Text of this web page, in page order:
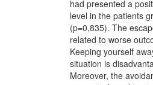
had presented a
level in the patients
(p=0,835). The
related to worse
Keeping yourself
situation is
Moreover, the